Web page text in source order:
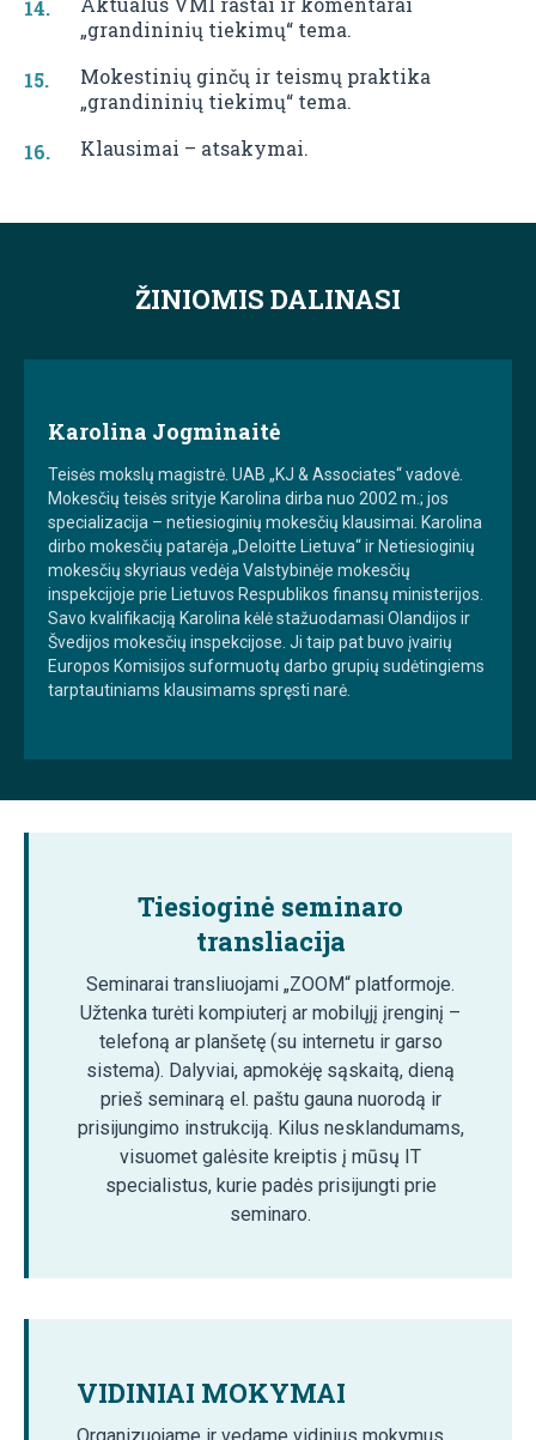
„grandininių tiekimų“ tema.
Mokestinių ginčų ir teismų praktika
„grandininių tiekimų“ tema.
Klausimai – atsakymai.
ŽINIOMIS DALINASI
Karolina Jogminaitė
Teisės mokslų magistrė. UAB „KJ & Associates“ vadovė.
Mokesčių teisės srityje Karolina dirba nuo 2002 m.; jos
specializacija – netiesioginių mokesčių klausimai. Karolina
dirbo mokesčių patarėja „Deloitte Lietuva“ ir Netiesioginių
mokesčių skyriaus vedėja Valstybinėje mokesčių
inspekcijoje prie Lietuvos Respublikos finansų ministerijos.
Savo kvalifikaciją Karolina kėlė stažuodamasi Olandijos ir
Švedijos mokesčių inspekcijose. Ji taip pat buvo įvairių
Europos Komisijos suformuotų darbo grupių sudėtingiems
tarptautiniams klausimams spręsti narė.
Tiesioginė seminaro
transliacija
Seminarai transliuojami „ZOOM“ platformoje.
Užtenka turėti kompiuterį ar mobilųjį įrenginį –
telefoną ar planšetę (su internetu ir garso
sistema). Dalyviai, apmokėję sąskaitą, dieną
prieš seminarą el. paštu gauna nuorodą ir
prisijungimo instrukciją. Kilus nesklandumams,
visuomet galėsite kreiptis į mūsų IT
specialistus, kurie padės prisijungti prie
seminaro.
VIDINIAI MOKYMAI
Organizuojame ir vedame vidinius mokymus